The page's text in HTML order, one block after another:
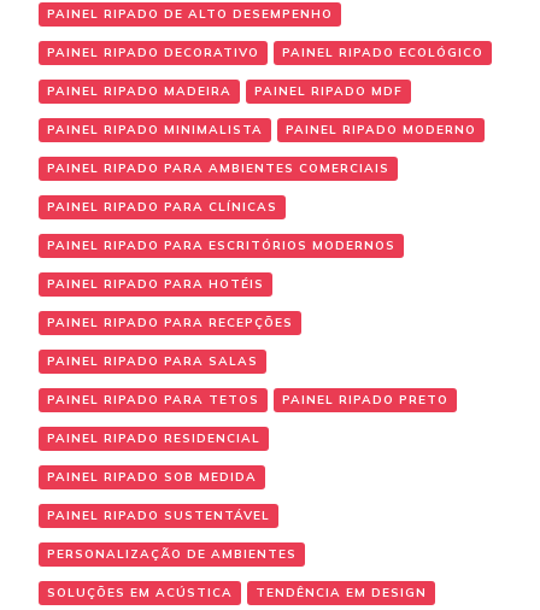
PAINEL RIPADO DE ALTO DESEMPENHO
PAINEL RIPADO DECORATIVO PAINEL RIPADO ECOLÓGICO
PAINEL RIPADO MADEIRA PAINEL RIPADO MDF
PAINEL RIPADO MINIMALISTA PAINEL RIPADO MODERNO
PAINEL RIPADO PARA AMBIENTES COMERCIAIS
PAINEL RIPADO PARA CLÍNICAS
PAINEL RIPADO PARA ESCRITÓRIOS MODERNOS
PAINEL RIPADO PARA HOTÉIS
PAINEL RIPADO PARA RECEPÇÕES
PAINEL RIPADO PARA SALAS
PAINEL RIPADO PARA TETOS PAINEL RIPADO PRETO
PAINEL RIPADO RESIDENCIAL
PAINEL RIPADO SOB MEDIDA
PAINEL RIPADO SUSTENTÁVEL
PERSONALIZAÇÃO DE AMBIENTES
SOLUÇÕES EM ACÚSTICA TENDÊNCIA EM DESIGN